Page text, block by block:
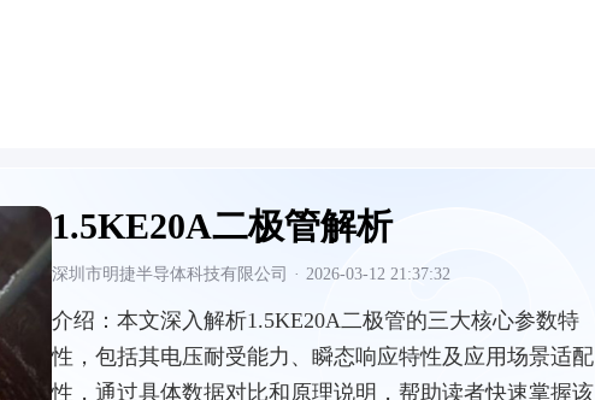
1.5KE20A二极管解析
深圳市明捷半导体科技有限公司 · 2026-03-12 21:37:32
介绍： 本文深入解析1.5KE20A二极管的三大核心参数特
性，包括其电压耐受能力、瞬态响应特性及应用场景适配
性，通过具体数据对比和原理说明，帮助读者快速掌握该